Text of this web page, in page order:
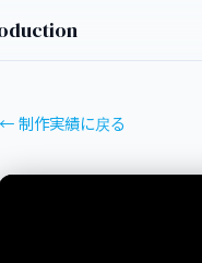
← 制作実績に戻る